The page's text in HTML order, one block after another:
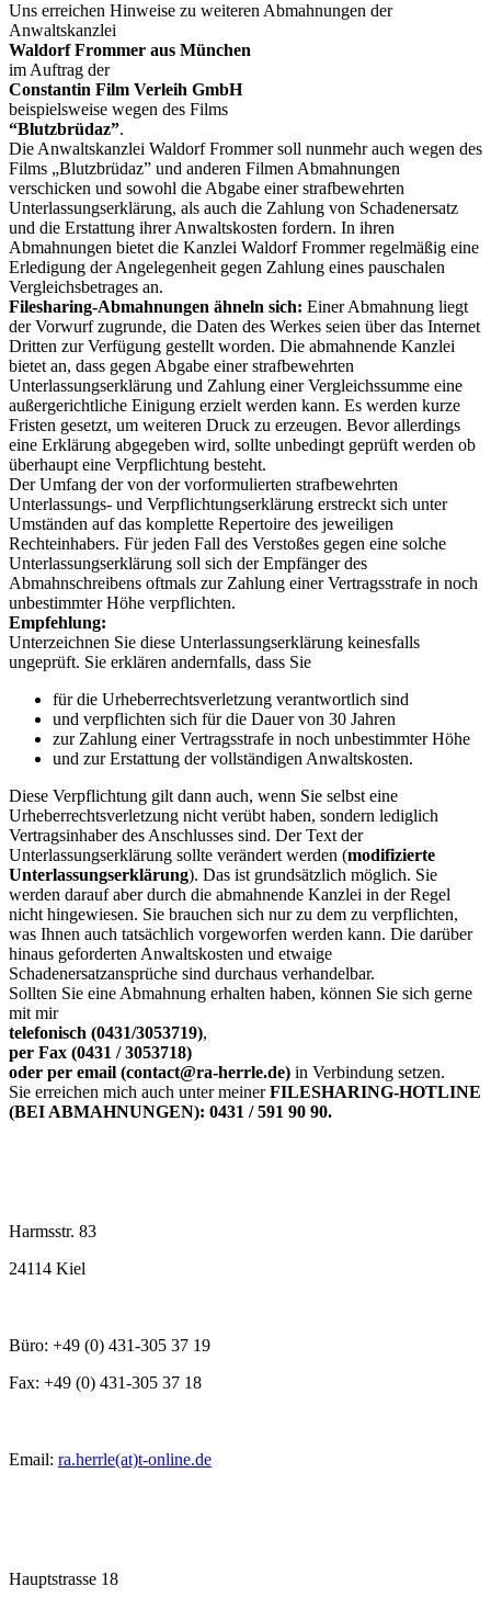
Uns erreichen Hinweise zu weiteren Abmahnungen der
Anwaltskanzlei
Waldorf Frommer aus München
im Auftrag der
Constantin Film Verleih GmbH
beispielsweise wegen des Films
“Blutzbrüdaz”.
Die Anwaltskanzlei Waldorf Frommer soll nunmehr auch wegen des
Films „Blutzbrüdaz” und anderen Filmen Abmahnungen
verschicken und sowohl die Abgabe einer strafbewehrten
Unterlassungserklärung, als auch die Zahlung von Schadenersatz
und die Erstattung ihrer Anwaltskosten fordern. In ihren
Abmahnungen bietet die Kanzlei Waldorf Frommer regelmäßig eine
Erledigung der Angelegenheit gegen Zahlung eines pauschalen
Vergleichsbetrages an.
Filesharing-Abmahnungen ähneln sich: Einer Abmahnung liegt
der Vorwurf zugrunde, die Daten des Werkes seien über das Internet
Dritten zur Verfügung gestellt worden. Die abmahnende Kanzlei
bietet an, dass gegen Abgabe einer strafbewehrten
Unterlassungserklärung und Zahlung einer Vergleichssumme eine
außergerichtliche Einigung erzielt werden kann. Es werden kurze
Fristen gesetzt, um weiteren Druck zu erzeugen. Bevor allerdings
eine Erklärung abgegeben wird, sollte unbedingt geprüft werden ob
überhaupt eine Verpflichtung besteht.
Der Umfang der von der vorformulierten strafbewehrten
Unterlassungs- und Verpflichtungserklärung erstreckt sich unter
Umständen auf das komplette Repertoire des jeweiligen
Rechteinhabers. Für jeden Fall des Verstoßes gegen eine solche
Unterlassungserklärung soll sich der Empfänger des
Abmahnschreibens oftmals zur Zahlung einer Vertragsstrafe in noch
unbestimmter Höhe verpflichten.
Empfehlung:
Unterzeichnen Sie diese Unterlassungserklärung keinesfalls
ungeprüft. Sie erklären andernfalls, dass Sie
für die Urheberrechtsverletzung verantwortlich sind
und verpflichten sich für die Dauer von 30 Jahren
zur Zahlung einer Vertragsstrafe in noch unbestimmter Höhe
und zur Erstattung der vollständigen Anwaltskosten.
Diese Verpflichtung gilt dann auch, wenn Sie selbst eine
Urheberrechtsverletzung nicht verübt haben, sondern lediglich
Vertragsinhaber des Anschlusses sind. Der Text der
Unterlassungserklärung sollte verändert werden (modifizierte
Unterlassungserklärung). Das ist grundsätzlich möglich. Sie
werden darauf aber durch die abmahnende Kanzlei in der Regel
nicht hingewiesen. Sie brauchen sich nur zu dem zu verpflichten,
was Ihnen auch tatsächlich vorgeworfen werden kann. Die darüber
hinaus geforderten Anwaltskosten und etwaige
Schadenersatzansprüche sind durchaus verhandelbar.
Sollten Sie eine Abmahnung erhalten haben, können Sie sich gerne
mit mir
telefonisch (0431/3053719),
per Fax (0431 / 3053718)
oder per email (contact@ra-herrle.de) in Verbindung setzen.
Sie erreichen mich auch unter meinerFILESHARING-HOTLINE
(BEI ABMAHNUNGEN): 0431 / 591 90 90.
Harmsstr. 83
24114 Kiel
Büro: +49 (0) 431-305 37 19
Fax: +49 (0) 431-305 37 18
Email: ra.herrle(at)t-online.de
Hauptstrasse 18